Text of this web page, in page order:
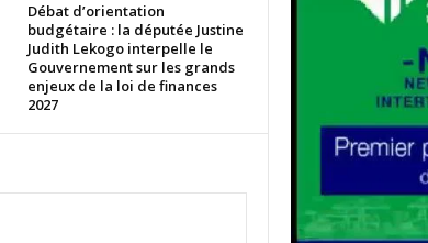
Débat d’orientation
budgétaire : la députée Justine
Judith Lekogo interpelle le
Gouvernement sur les grands
enjeux de la loi de finances
2027